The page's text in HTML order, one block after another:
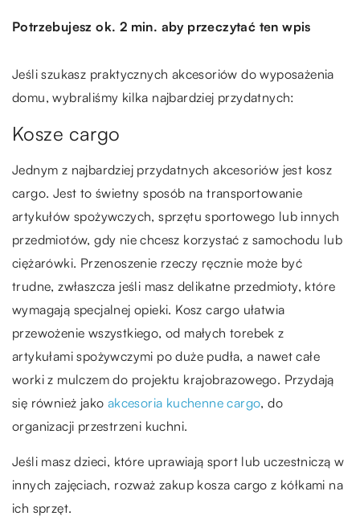
Potrzebujesz ok. 2 min. aby przeczytać ten wpis
Jeśli szukasz praktycznych akcesoriów do wyposażenia
domu, wybraliśmy kilka najbardziej przydatnych:
Kosze cargo
Jednym z najbardziej przydatnych akcesoriów jest kosz
cargo. Jest to świetny sposób na transportowanie
artykułów spożywczych, sprzętu sportowego lub innych
przedmiotów, gdy nie chcesz korzystać z samochodu lub
ciężarówki. Przenoszenie rzeczy ręcznie może być
trudne, zwłaszcza jeśli masz delikatne przedmioty, które
wymagają specjalnej opieki. Kosz cargo ułatwia
przewożenie wszystkiego, od małych torebek z
artykułami spożywczymi po duże pudła, a nawet całe
worki z mulczem do projektu krajobrazowego. Przydają
się również jako akcesoria kuchenne cargo, do
organizacji przestrzeni kuchni.
Jeśli masz dzieci, które uprawiają sport lub uczestniczą w
innych zajęciach, rozważ zakup kosza cargo z kółkami na
ich sprzęt.